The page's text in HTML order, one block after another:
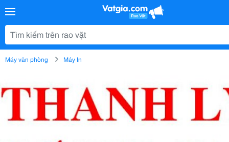
Máy văn phòng Máy In